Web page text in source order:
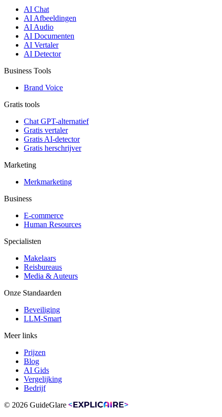
AI Chat
AI Afbeeldingen
AI Audio
AI Documenten
AI Vertaler
AI Detector
Business Tools
Brand Voice
Gratis tools
Chat GPT-alternatief
Gratis vertaler
Gratis AI-detector
Gratis herschrijver
Marketing
Merkmarketing
Business
E-commerce
Human Resources
Specialisten
Makelaars
Reisbureaus
Media & Auteurs
Onze Standaarden
Beveiliging
LLM-Smart
Meer links
Prijzen
Blog
AI Gids
Vergelijking
Bedrijf
© 2026 GuideGlare